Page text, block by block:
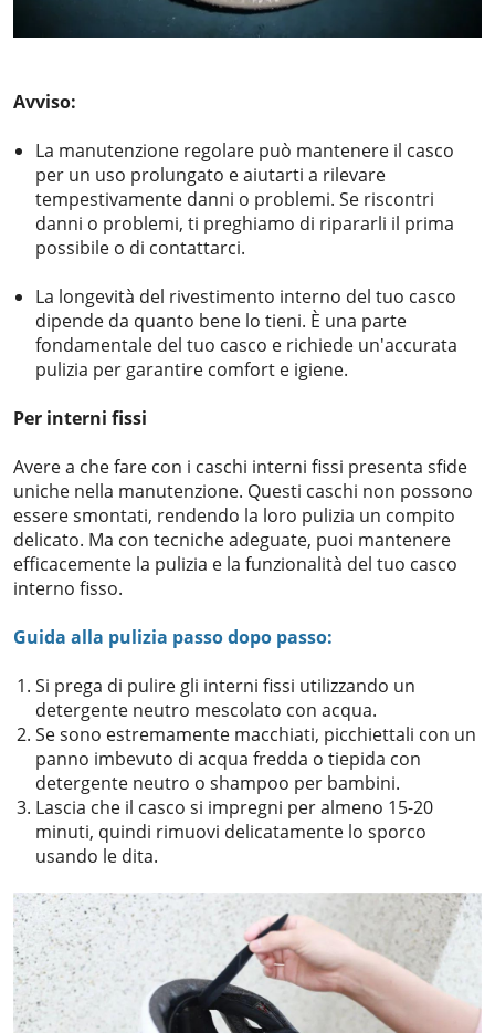
Avviso:
La manutenzione regolare può mantenere il casco
per un uso prolungato e aiutarti a rilevare
tempestivamente danni o problemi. Se riscontri
danni o problemi, ti preghiamo di ripararli il prima
possibile o di contattarci.
La longevità del rivestimento interno del tuo casco
dipende da quanto bene lo tieni. È una parte
fondamentale del tuo casco e richiede un'accurata
pulizia per garantire comfort e igiene.
Per interni fissi
Avere a che fare con i caschi interni fissi presenta sfide
uniche nella manutenzione. Questi caschi non possono
essere smontati, rendendo la loro pulizia un compito
delicato. Ma con tecniche adeguate, puoi mantenere
efficacemente la pulizia e la funzionalità del tuo casco
interno fisso.
Guida alla pulizia passo dopo passo:
Si prega di pulire gli interni fissi utilizzando un
detergente neutro mescolato con acqua.
Se sono estremamente macchiati, picchiettali con un
panno imbevuto di acqua fredda o tiepida con
detergente neutro o shampoo per bambini.
Lascia che il casco si impregni per almeno 15-20
minuti, quindi rimuovi delicatamente lo sporco
usando le dita.